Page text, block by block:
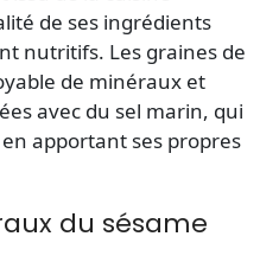
de ses ingrédients
nutritifs. Les graines de
de minéraux et
avec du sel marin, qui
apportant ses propres
du sésame